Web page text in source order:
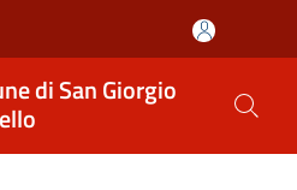
di San Giorgio